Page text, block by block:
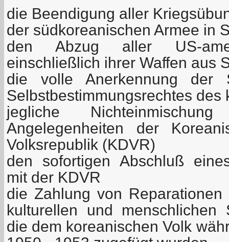
die Beendigung aller
der südkoreanischen Armee in
den Abzug aller US-
einschließlich ihrer Waffen aus
die volle Anerkennung der
Selbstbestimmungsrechtes des
jegliche
Angelegenheiten der
Volksrepublik (KDVR)
den sofortigen Abschluß
mit der KDVR
die Zahlung von
kulturellen und menschlichen
die dem koreanischen Volk